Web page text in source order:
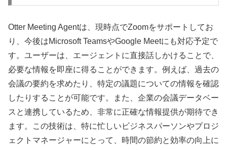
Otter Meeting Agentは、現時点でZoomをサポートしてお
り、今後はMicrosoft TeamsやGoogle Meetにも対応予定で
す。ユーザーは、エージェントに直接話しかけることで、
必要な情報を即座に得ることができます。例えば、過去の
会議の要約を求めたり、特定の議題についての情報を確認
したりすることが可能です。また、企業の会議データベー
スと連携しているため、非常に正確な情報提供が期待でき
ます。この技術は、特に忙しいビジネスパーソンやプロジ
ェクトマネージャーにとって、時間の節約と効率の向上に